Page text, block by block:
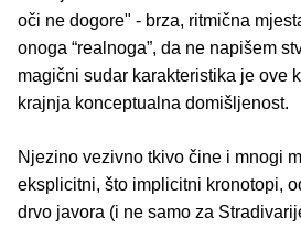
oči ne dogore" - brza, ritmična
onoga “realnoga”, da ne napišem
magični sudar karakteristika je ove
krajnja konceptualna domišljenost.
Njezino vezivno tkivo čine i mnogi
eksplicitni, što implicitni kronotopi,
drvo javora (i ne samo za